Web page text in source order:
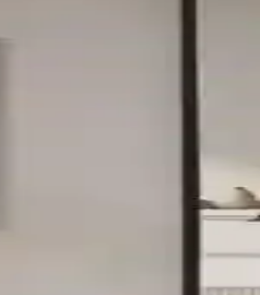
Dekoratif Asma Ayna ve
aynası, araç iç mekanınıza
Modellerin Detaylı
Asimetrik ve baklava desenli
Modern Dekorasyon İçin